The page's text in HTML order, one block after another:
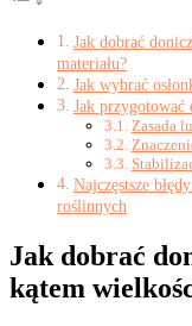
Jak dobrać
materiału?
Jak wybrać
Jak przygotować
Zasada
Najczęstsze
roślinnych
Jak dobrać
kątem